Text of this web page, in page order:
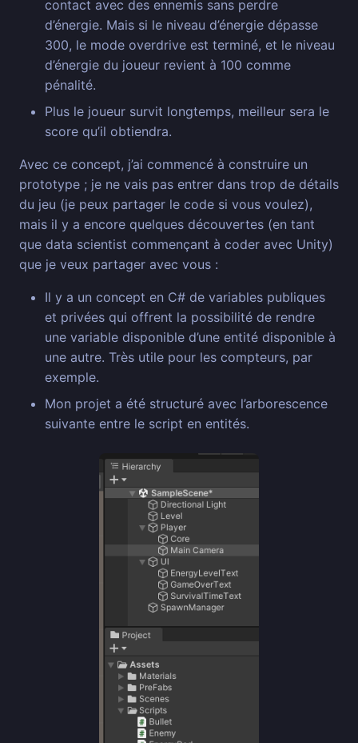
contact avec des ennemis sans perdre
d’énergie. Mais si le niveau d’énergie dépasse
300, le mode overdrive est terminé, et le niveau
d’énergie du joueur revient à 100 comme
pénalité.
Plus le joueur survit longtemps, meilleur sera le
score qu’il obtiendra.
Avec ce concept, j’ai commencé à construire un
prototype ; je ne vais pas entrer dans trop de détails
du jeu (je peux partager le code si vous voulez),
mais il y a encore quelques découvertes (en tant
que data scientist commençant à coder avec Unity)
que je veux partager avec vous :
Il y a un concept en C# de variables publiques
et privées qui offrent la possibilité de rendre
une variable disponible d’une entité disponible à
une autre. Très utile pour les compteurs, par
exemple.
Mon projet a été structuré avec l’arborescence
suivante entre le script en entités.